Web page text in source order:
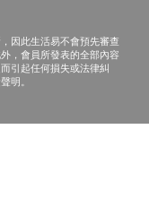
因此生活易不會預先審查
，會員所發表的全部內容
引起任何損失或法律糾
明。